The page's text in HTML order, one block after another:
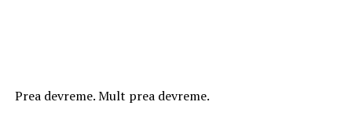
Prea devreme. Mult prea devreme.